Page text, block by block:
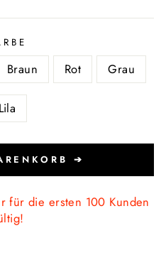
Braun Rot Grau
Lila
➔
für die ersten 100 Kunden